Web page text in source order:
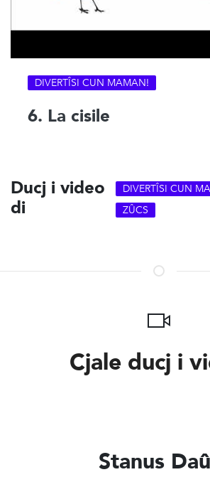
DIVERTÎSI CUN MAMAN!
6. La cisile
Ducj i video
di
DIVERTÎSI CUN
ZÛCS
Cjale ducj i
Stanus